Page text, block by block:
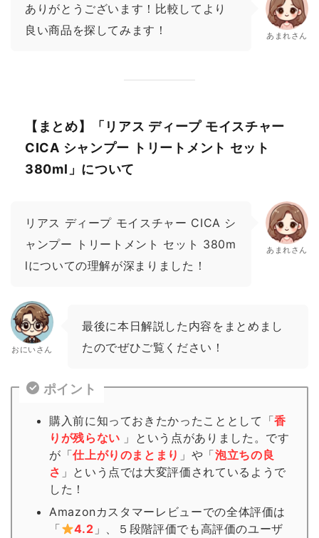
ありがとうございます！比較してより
良い商品を探してみます！
あまれさん
【まとめ】「リアス ディープ モイスチャー
CICA シャンプー トリートメント セット
380ml」について
リアス ディープ モイスチャー CICA シ
ャンプー トリートメント セット 380m
lについての理解が深まりました！
あまれさん
おにいさん
最後に本日解説した内容をまとめまし
たのでぜひご覧ください！
ポイント
購入前に知っておきたかったこととして「香
りが残らない 」という点がありました。です
が「仕上がりのまとまり 」や「泡立ちの良
さ 」という点では大変評価されているようで
した！
Amazonカスタマーレビューでの全体評価は
「
4.2 」、５段階評価でも高評価のユーザ